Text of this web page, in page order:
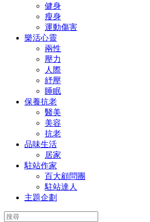
健身
瘦身
運動傷害
樂活心靈
兩性
壓力
人際
紓壓
睡眠
保養抗老
醫美
美容
抗老
品味生活
居家
駐站作家
百大顧問團
駐站達人
主題企劃